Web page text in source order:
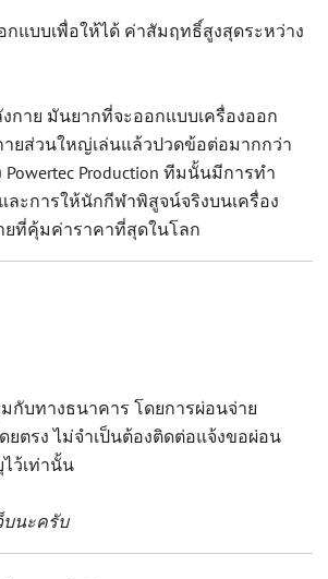
กแบบเพื่อให้ได้ ค่าสัมฤทธิ์สูงสุดระหว่าง
กาย มันยากที่จะออกแบบเครื่องออก
ายส่วนใหญ่เล่นแล้วปวดข้อต่อมากกว่า
Production ทีมนั้นมีการทำ
ละการให้นักกีฬาพิสูจน์จริงบนเครื่อง
ายที่คุ้มค่าราคาที่สุดในโลก
กับทางธนาคาร โดยการผ่อนจ่าย
ยตรง ไม่จำเป็นต้องติดต่อแจ้งขอผ่อน
ว้เท่านั้น
นะครับ